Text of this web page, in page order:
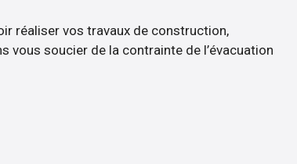
réaliser vos travaux de construction,
vous soucier de la contrainte de l’évacuation